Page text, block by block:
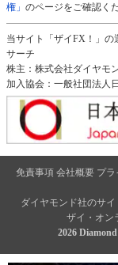
権」 のページをご確認く
当サイト「ザイFX！」の
サーチ
株主：株式会社ダイヤモ
加入協会：一般社団法人
免責事項 会社概要 プ
ダイヤモンド社のサイ
ザイ・オン
2026